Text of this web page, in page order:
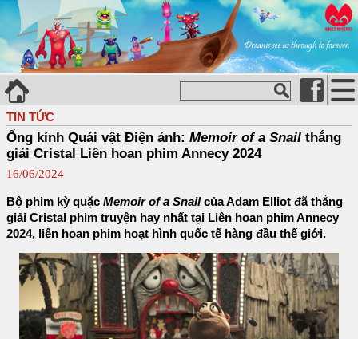
TIN TỨC
Ống kính Quái vật Điện ảnh: Memoir of a Snail thắng
giải Cristal Liên hoan phim Annecy 2024
16/06/2024
Bộ phim kỳ quặc Memoir of a Snailcủa Adam Elliot đã thắng
giải Cristal phim truyện hay nhất tại Liên hoan phim Annecy
2024, liên hoan phim hoạt hình quốc tế hàng đầu thế giới.